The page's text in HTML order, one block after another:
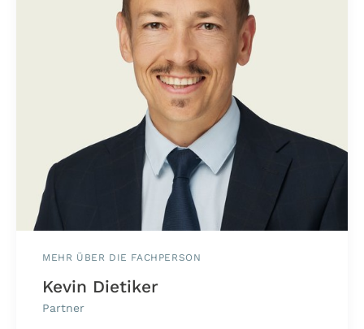
MEHR ÜBER DIE FACHPERSON
Kevin Dietiker
Partner